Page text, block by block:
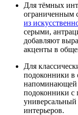
Для тёмных
ограниченным
из
серыми,
добавляют
акценты в
Для
подоконники в
напоминающей
подоконники
интерьеров.